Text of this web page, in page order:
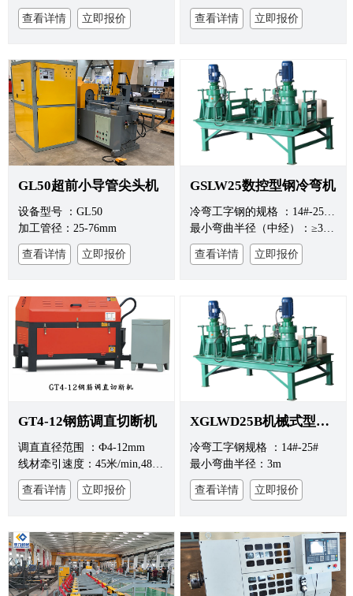
查看详情 立即报价 查看详情 立即报价
GL50超前小导管尖头机
设备型号 ：GL50
加工管径：25-76mm
查看详情 立即报价
GSLW25数控型钢冷弯机
查看详情 立即报价
GT4-12钢筋调直切断机
调直直径范围 ：Ф4-12mm
线材牵引速度：45米/min,48米/min
查看详情 立即报价
XGLWD25B机械式型钢冷弯机
冷弯工字钢规格 ：14#-25#
最小弯曲半径：3m
查看详情 立即报价